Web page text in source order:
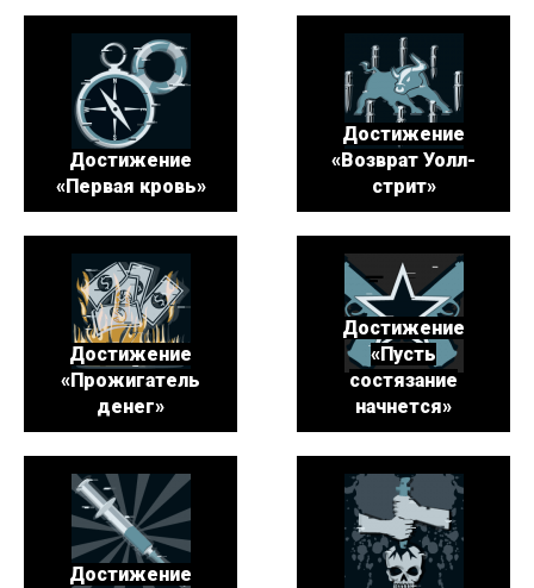
Достижение
«Первая кровь»
Достижение
«Возврат Уолл-
стрит»
Достижение
«Прожигатель
денег»
Достижение
«Пусть
состязание
начнется»
Достижение